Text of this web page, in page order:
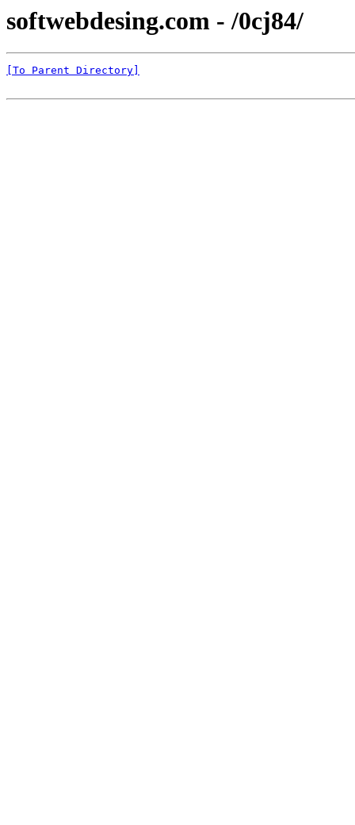
softwebdesing.com - /0cj84/
[To Parent Directory]